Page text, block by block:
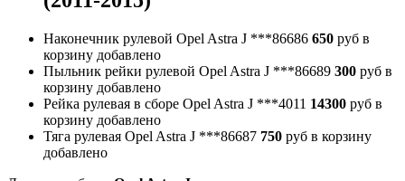
Наконечник рулевой Opel Astra J ***86686 650 руб в
корзину добавлено
Пыльник рейки рулевой Opel Astra J ***86689 300 руб в
корзину добавлено
Рейка рулевая в сборе Opel Astra J ***4011 14300 руб в
корзину добавлено
Тяга рулевая Opel Astra J ***86687 750 руб в корзину
добавлено